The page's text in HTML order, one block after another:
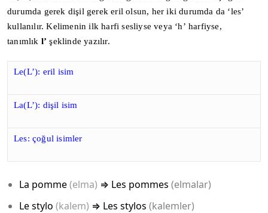
durumda gerek dişil gerek eril olsun, her iki durumda da ‘les’
kullanılır. Kelimenin ilk harfi sesliyse veya ‘h’ harfiyse,
tanımlık l’şeklinde yazılır.
Le(L’): eril isim
La(L’): dişil isim
Les: çoğul isimler
La pomme(elma) ⇒ Les pommes (elmalar)
Le stylo (kalem) ⇒ Les stylos (kalemler)